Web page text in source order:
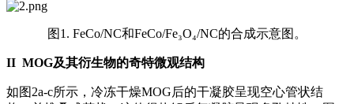
图1. FeCo/NC和FeCo/Fe₃O₄/NC的合成示意图。
II MOG及其衍生物的奇特微观结构
如图2a-c所示，冷冻干燥MOG后的干凝胶呈现空心管状结